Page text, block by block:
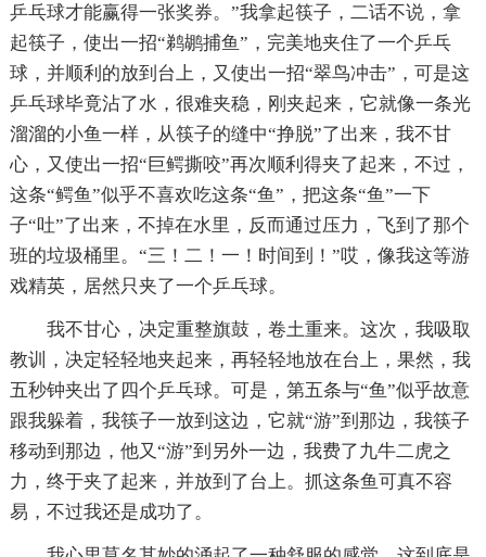
乒乓球才能赢得一张奖券。”我拿起筷子，二话不说，拿
起筷子，使出一招“鹈鹕捕鱼”，完美地夹住了一个乒乓
球，并顺利的放到台上，又使出一招“翠鸟冲击”，可是这
乒乓球毕竟沾了水，很难夹稳，刚夹起来，它就像一条光
溜溜的小鱼一样，从筷子的缝中“挣脱”了出来，我不甘
心，又使出一招“巨鳄撕咬”再次顺利得夹了起来，不过，
这条“鳄鱼”似乎不喜欢吃这条“鱼”，把这条“鱼”一下
子“吐”了出来，不掉在水里，反而通过压力，飞到了那个
班的垃圾桶里。“三！二！一！时间到！”哎，像我这等游
戏精英，居然只夹了一个乒乓球。
我不甘心，决定重整旗鼓，卷土重来。这次，我吸取
教训，决定轻轻地夹起来，再轻轻地放在台上，果然，我
五秒钟夹出了四个乒乓球。可是，第五条与“鱼”似乎故意
跟我躲着，我筷子一放到这边，它就“游”到那边，我筷子
移动到那边，他又“游”到另外一边，我费了九牛二虎之
力，终于夹了起来，并放到了台上。抓这条鱼可真不容
易，不过我还是成功了。